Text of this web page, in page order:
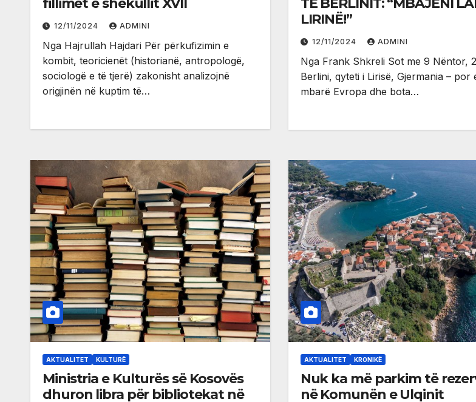
fillimet e shekullit XVII
12/11/2024 ADMINI
Nga Hajrullah Hajdari Për përkufizimin e
kombit, teoricienët (historianë, antropologë,
sociologë e të tjerë) zakonisht analizojnë
origjinën në kuptim të…
TË BERLINIT: “MBAJENI
LIRINË!”
12/11/2024 ADMINI
Nga Frank Shkreli Sot me 9 Nëntor,
Berlini, qyteti i Lirisë, Gjermania – por
mbarë Evropa dhe bota…
AKTUALITET KULTURË
Ministria e Kulturës së Kosovës
dhuron libra për bibliotekat në
AKTUALITET KRONIKË
Nuk ka më parkim të
në Komunën e Ulqinit